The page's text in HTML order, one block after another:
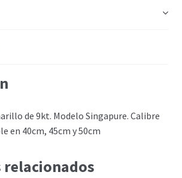
de 9kt. Modelo Singapure. Calibre
en 40cm, 45cm y 50cm